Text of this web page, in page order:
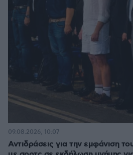
Αντιδράσεις για την εμφάνιση
09.08.2026, 10:07